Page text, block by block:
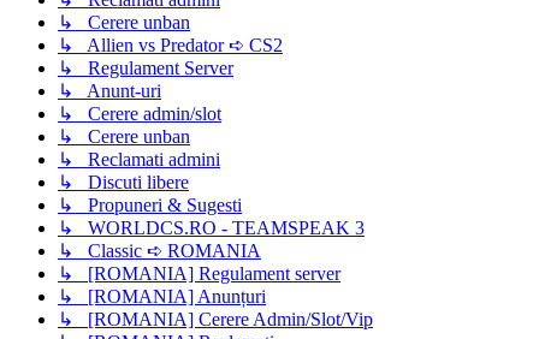
↳ Cerere unban
↳ Allien vs Predator ➪ CS2
↳ Regulament Server
↳ Anunt-uri
↳ Cerere admin/slot
↳ Cerere unban
↳ Reclamati admini
↳ Discuti libere
↳ Propuneri & Sugesti
↳ WORLDCS.RO - TEAMSPEAK 3
↳ Classic ➪ ROMANIA
↳ [ROMANIA] Regulament server
↳ [ROMANIA] Anunțuri
↳ [ROMANIA] Cerere Admin/Slot/Vip